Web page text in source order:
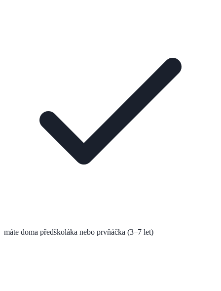
máte doma předškoláka nebo prvňáčka (3–7 let)